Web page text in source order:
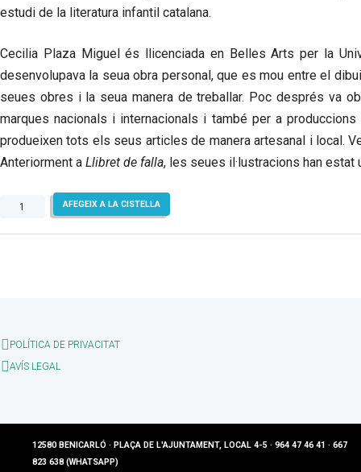
estudi de la literatura infantil catalana.
Cecilia Plaza Miguel és llicenciada en Belles Arts per la
desenvolupava la seua obra personal, que es mou entre el
seues obres i la seua manera de treballar. Poc després va
marques nacionals i internacionals i també per a
produeixen tots els seus articles de manera artesanal i local.
Anteriorment a Llibret de falla, les seues il·lustracions han
quantitat
Llibret
AFEGEIX A LA CISTELLA
POLÍTICA DE PRIVACITAT
AVÍS LEGAL
12580 BENICARLÓ · PLAÇA DE L'AJUNTAMENT, LOCAL 4-5 · 964 47 46 41 · 667
823 638 (WHATSAPP)